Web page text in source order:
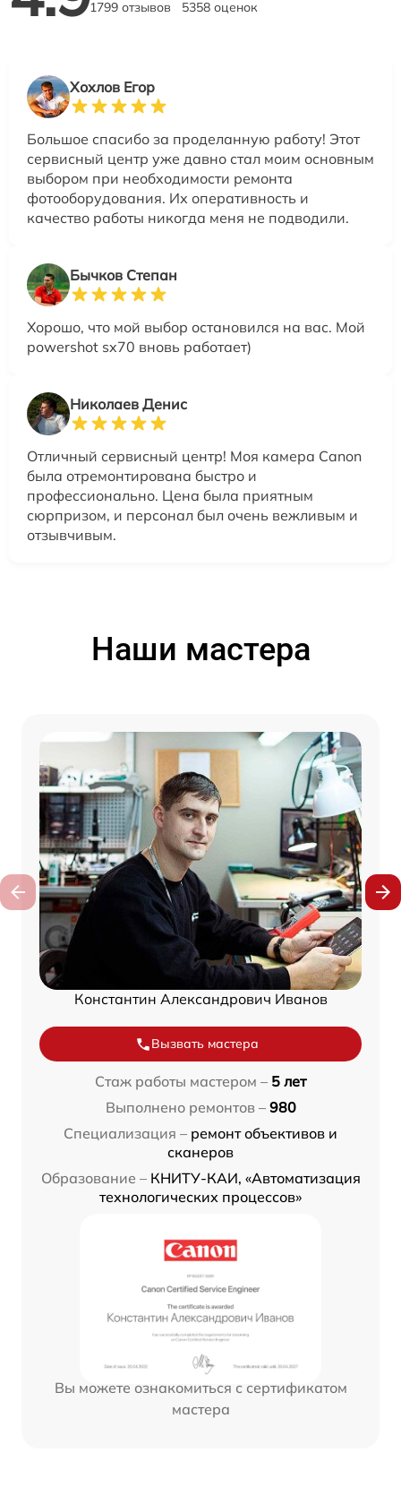
1799 отзывов 5358 оценок
Хохлов Егор
Большое спасибо за проделанную работу! Этот
сервисный центр уже давно стал моим основным
выбором при необходимости ремонта
фотооборудования. Их оперативность и
качество работы никогда меня не подводили.
Бычков Степан
Хорошо, что мой выбор остановился на вас. Мой
powershot sx70 вновь работает)
Николаев Денис
Отличный сервисный центр! Моя камера Canon
была отремонтирована быстро и
профессионально. Цена была приятным
сюрпризом, и персонал был очень вежливым и
отзывчивым.
Наши мастера
Константин Александрович Иванов
Вызвать мастера
Стаж работы мастером – 5 лет
Выполнено ремонтов – 980
Специализация – ремонт объективов и
сканеров
Образование – КНИТУ-КАИ, «Автоматизация
технологических процессов»
Вы можете ознакомиться с сертификатом
мастера